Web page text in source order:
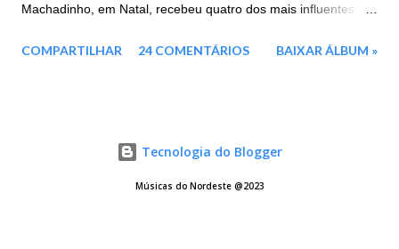
Machadinho, em Natal, recebeu quatro dos mais influentes
cultura nordestina. Agora em 2016, três deles voltam a se unir
nordestina e sucessos dos três artistas, este projeto é a junção
de tudo o que houve de melhor das três edições anteriores. E
COMPARTILHAR 24 COMENTÁRIOS BAIXAR ÁLBUM »
Tecnologia do Blogger
Músicas do Nordeste @2023